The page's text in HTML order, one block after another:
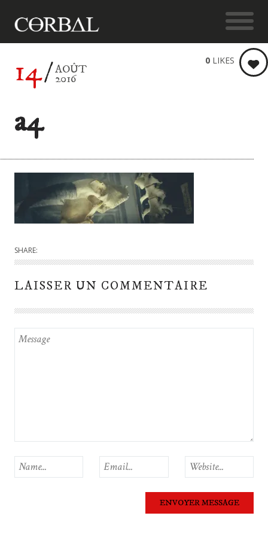
14 AOÛT
2016
a4
0 LIKES
SHARE:
LAISSER UN COMMENTAIRE